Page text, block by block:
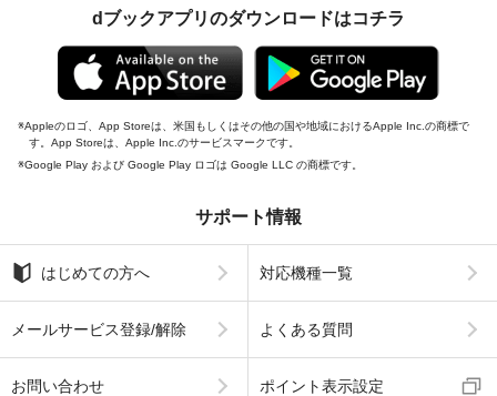
dブックアプリのダウンロードはコチラ
Appleのロゴ、App Storeは、米国もしくはその他の国や地域におけるApple Inc.の商標で
す。App Storeは、Apple Inc.のサービスマークです。
Google Play および Google Play ロゴは Google LLC の商標です。
サポート情報
はじめての方へ 対応機種一覧
メールサービス登録/解除 よくある質問
お問い合わせ ポイント表示設定